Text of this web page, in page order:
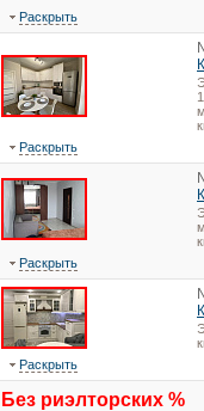
Раскрыть
Раскрыть
Раскрыть
Раскрыть
Без риэлторских %